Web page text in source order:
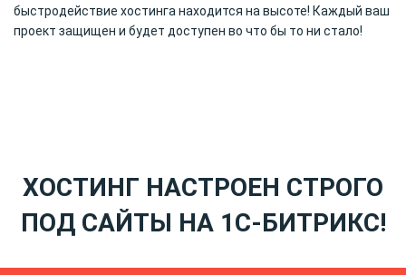
быстродействие хостинга находится на высоте! Каждый ваш
проект защищен и будет доступен во что бы то ни стало!
ХОСТИНГ НАСТРОЕН СТРОГО
ПОД САЙТЫ НА 1С-БИТРИКС!